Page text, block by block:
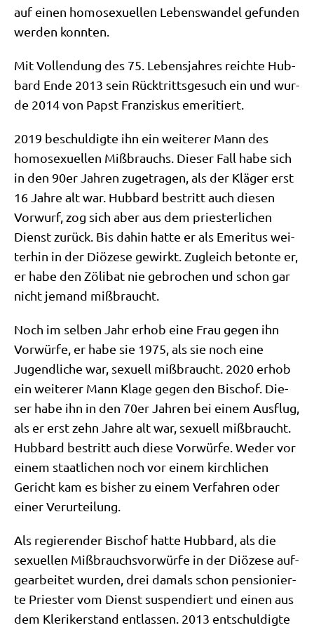
auf einen homo­se­xu­el­len Lebens­wan­del gefun­den
wer­den konnten.
Mit Voll­endung des 75. Lebens­jah­res reich­te Hub­
bard Ende 2013 sein Rück­tritts­ge­such ein und wur­
de 2014 von Papst Fran­zis­kus emeritiert.
2019 beschul­dig­te ihn ein wei­te­rer Mann des
homo­se­xu­el­len Miß­brauchs. Die­ser Fall habe sich
in den 90er Jah­ren zuge­tra­gen, als der Klä­ger erst
16 Jah­re alt war. Hub­bard bestritt auch die­sen
Vor­wurf, zog sich aber aus dem prie­ster­li­chen
Dienst zurück. Bis dahin hat­te er als Eme­ri­tus wei­
ter­hin in der Diö­ze­se gewirkt. Zugleich beton­te er,
er habe den Zöli­bat nie gebro­chen und schon gar
nicht jemand mißbraucht.
Noch im sel­ben Jahr erhob eine Frau gegen ihn
Vor­wür­fe, er habe sie 1975, als sie noch eine
Jugend­li­che war, sexu­ell miß­braucht. 2020 erhob
ein wei­te­rer Mann Kla­ge gegen den Bischof. Die­
ser habe ihn in den 70er Jah­ren bei einem Aus­flug,
als er erst zehn Jah­re alt war, sexu­ell miß­braucht.
Hub­bard bestritt auch die­se Vor­wür­fe. Weder vor
einem staat­li­chen noch vor einem kirch­li­chen
Gericht kam es bis­her zu einem Ver­fah­ren oder
einer Verurteilung.
Als regie­ren­der Bischof hat­te Hub­bard, als die
sexu­el­len Miß­brauchs­vor­wür­fe in der Diö­ze­se auf­
ge­ar­bei­tet wur­den, drei damals schon pen­sio­nier­
te Prie­ster vom Dienst sus­pen­diert und einen aus
dem Kle­ri­ker­stand ent­las­sen. 2013 ent­schul­dig­te